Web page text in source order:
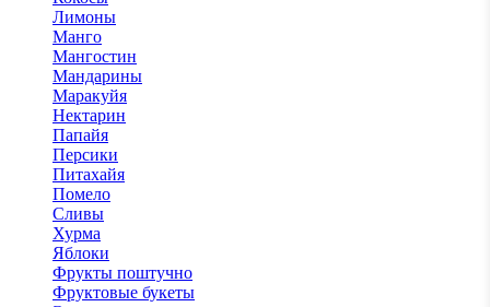
Лимоны
Манго
Мангостин
Мандарины
Маракуйя
Нектарин
Папайя
Персики
Питахайя
Помело
Сливы
Хурма
Яблоки
Фрукты поштучно
Фруктовые букеты